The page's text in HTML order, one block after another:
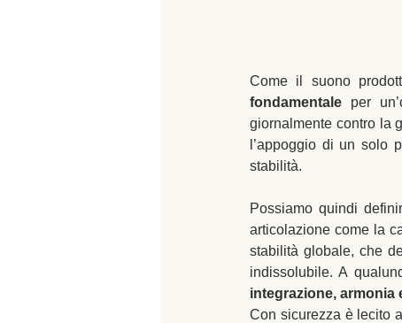
Come il suono
fondamentale per
giornalmente contro la
l’appoggio di un solo
stabilità.
Possiamo quindi
articolazione come la
stabilità globale, che
indissolubile. A
integrazione, armonia
Con sicurezza è lecito